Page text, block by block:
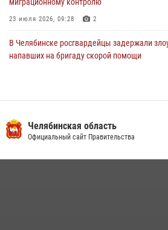
23 июля 2026, 09:28 2
В Челябинске росгвардейцы задержали
напавших на бригаду скорой помощи
13 июля 2026, 03:02 5
Челябинская область
Официальный сайт Правительства